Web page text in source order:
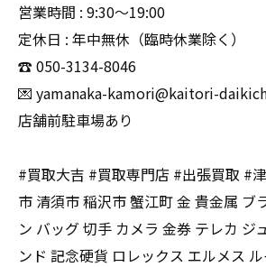
営業時間 : 9:30〜19:00
定休日 : 年中無休（臨時休業除く）
☎️ 050-3134-8046
💌 yamanaka-kamori@kaitori-
店舗前駐車場あり
#買取大吉 #買取専門店 #出張買取 #
市 清須市 稲沢市 蟹江町 金 貴金属 ブ
ン バッグ 切手 カメラ 金券 テレカ ジ
ンド 記念硬貨 ロレックス エルメス